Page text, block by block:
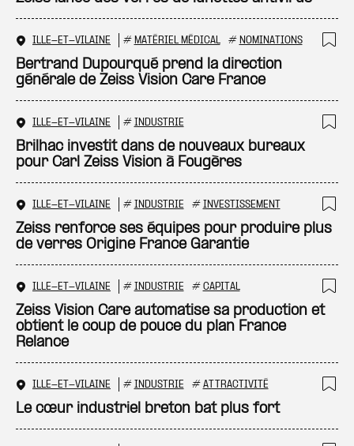
ILLE-ET-VILAINE # MATÉRIEL MÉDICAL # NOMINATIONS
Bertrand Dupourqué prend la direction
générale de Zeiss Vision Care France
ILLE-ET-VILAINE # INDUSTRIE
Brilhac investit dans de nouveaux bureaux
pour Carl Zeiss Vision à Fougères
ILLE-ET-VILAINE # INDUSTRIE # INVESTISSEMENT
Zeiss renforce ses équipes pour produire plus
de verres Origine France Garantie
ILLE-ET-VILAINE # INDUSTRIE # CAPITAL
Zeiss Vision Care automatise sa production et
obtient le coup de pouce du plan France
Relance
ILLE-ET-VILAINE # INDUSTRIE # ATTRACTIVITÉ
Le cœur industriel breton bat plus fort